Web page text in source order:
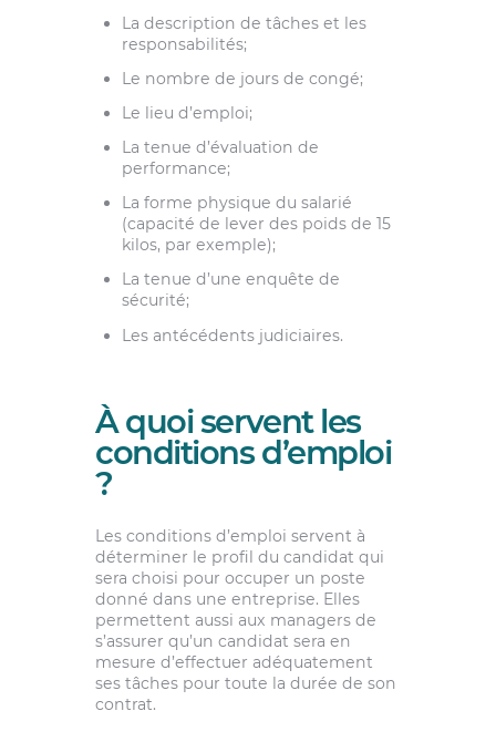
La description de tâches et les
responsabilités;
Le nombre de jours de congé;
Le lieu d’emploi;
La tenue d’évaluation de
performance;
La forme physique du salarié
(capacité de lever des poids de 15
kilos, par exemple);
La tenue d’une enquête de
sécurité;
Les antécédents judiciaires.
À quoi servent les
conditions d’emploi
?
Les conditions d’emploi servent à
déterminer le profil du candidat qui
sera choisi pour occuper un poste
donné dans une entreprise. Elles
permettent aussi aux managers de
s’assurer qu’un candidat sera en
mesure d’effectuer adéquatement
ses tâches pour toute la durée de son
contrat.